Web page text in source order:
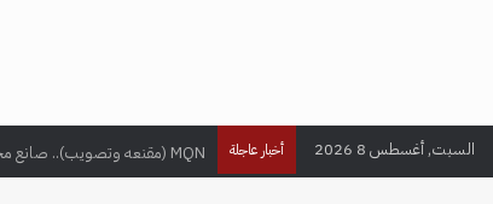
السبت, أغسطس 8 2026 أخبار عاجلة MQN (مقنعه وتصويب).. صانع محتوى عراقي يحقق ملايين المتابعين في عالم الألعاب الإلكترونية